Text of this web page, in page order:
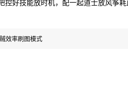
控好技能放时机，配一起道士放风筝
效率刷图模式